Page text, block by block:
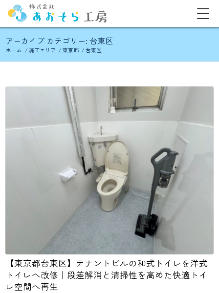
アーカイブ カテゴリー: 台東区
ホーム / 施工エリア / 東京都 / 台東区
【東京都台東区】テナントビルの和式トイレを洋式
トイレへ改修｜段差解消と清掃性を高めた快適トイ
レ空間へ再生